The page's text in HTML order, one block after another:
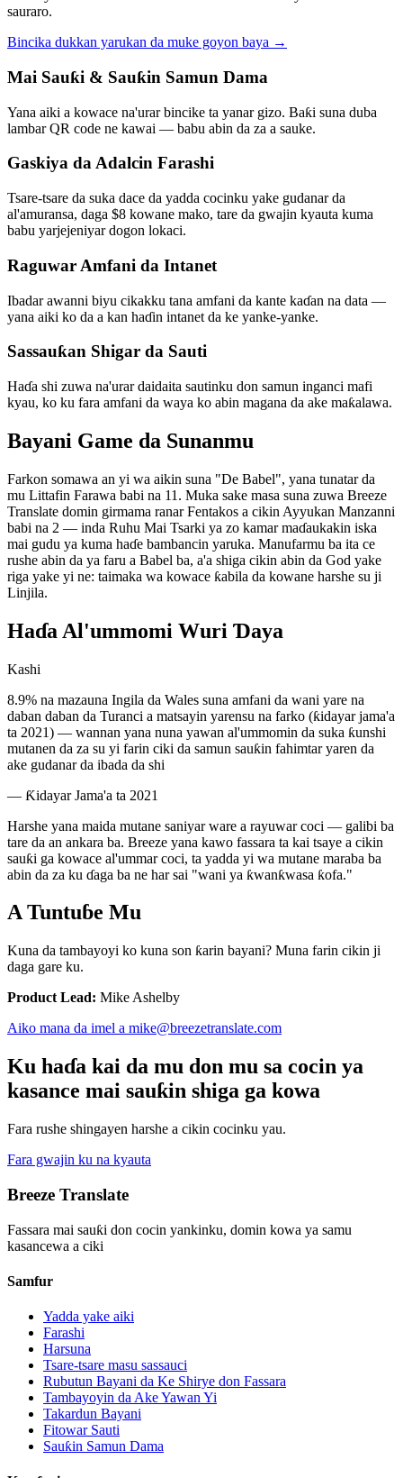
sauraro.
Bincika dukkan yarukan da muke goyon baya →
Mai Sauƙi & Sauƙin Samun Dama
Yana aiki a kowace na'urar bincike ta yanar gizo. Baƙi suna duba
lambar QR code ne kawai — babu abin da za a sauke.
Gaskiya da Adalcin Farashi
Tsare-tsare da suka dace da yadda cocinku yake gudanar da
al'amuransa, daga $8 kowane mako, tare da gwajin kyauta kuma
babu yarjejeniyar dogon lokaci.
Raguwar Amfani da Intanet
Ibadar awanni biyu cikakku tana amfani da kante kaɗan na data —
yana aiki ko da a kan haɗin intanet da ke yanke-yanke.
Sassauƙan Shigar da Sauti
Haɗa shi zuwa na'urar daidaita sautinku don samun inganci mafi
kyau, ko ku fara amfani da waya ko abin magana da ake maƙalawa.
Bayani Game da Sunanmu
Farkon somawa an yi wa aikin suna "De Babel", yana tunatar da
mu Littafin Farawa babi na 11. Muka sake masa suna zuwa Breeze
Translate domin girmama ranar Fentakos a cikin Ayyukan Manzanni
babi na 2 — inda Ruhu Mai Tsarki ya zo kamar maɗaukakin iska
mai gudu ya kuma haɗe bambancin yaruka. Manufarmu ba ita ce
rushe abin da ya faru a Babel ba, a'a shiga cikin abin da God yake
riga yake yi ne: taimaka wa kowace ƙabila da kowane harshe su ji
Linjila.
Haɗa Al'ummomi Wuri Ɗaya
Kashi
8.9% na mazauna Ingila da Wales suna amfani da wani yare na
daban daban da Turanci a matsayin yarensu na farko (ƙidayar jama'a
ta 2021) — wannan yana nuna yawan al'ummomin da suka ƙunshi
mutanen da za su yi farin ciki da samun sauƙin fahimtar yaren da
ake gudanar da ibada da shi
— Ƙidayar Jama'a ta 2021
Harshe yana maida mutane saniyar ware a rayuwar coci — galibi ba
tare da an ankara ba. Breeze yana kawo fassara ta kai tsaye a cikin
sauƙi ga kowace al'ummar coci, ta yadda yi wa mutane maraba ba
abin da za ku ɗaga ba ne har sai "wani ya ƙwanƙwasa ƙofa."
A Tuntuɓe Mu
Kuna da tambayoyi ko kuna son ƙarin bayani? Muna farin cikin ji
daga gare ku.
Product Lead: Mike Ashelby
Aiko mana da imel a mike@breezetranslate.com
Ku haɗa kai da mu don mu sa cocin ya
kasance mai sauƙin shiga ga kowa
Fara rushe shingayen harshe a cikin cocinku yau.
Fara gwajin ku na kyauta
Breeze Translate
Fassara mai sauƙi don cocin yankinku, domin kowa ya samu
kasancewa a ciki
Samfur
Yadda yake aiki
Farashi
Harsuna
Tsare-tsare masu sassauci
Rubutun Bayani da Ke Shirye don Fassara
Tambayoyin da Ake Yawan Yi
Takardun Bayani
Fitowar Sauti
Sauƙin Samun Dama